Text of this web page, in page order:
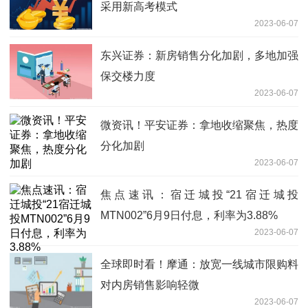
采用新高考模式
2023-06-07
东兴证券：新房销售分化加剧，多地加强
保交楼力度
2023-06-07
微资讯！平安证券：拿地收缩聚焦，热度
分化加剧
2023-06-07
焦点速讯：宿迁城投“21宿迁城投
MTN002”6月9日付息，利率为3.88%
2023-06-07
全球即时看！摩通：放宽一线城市限购料
对内房销售影响轻微
2023-06-07